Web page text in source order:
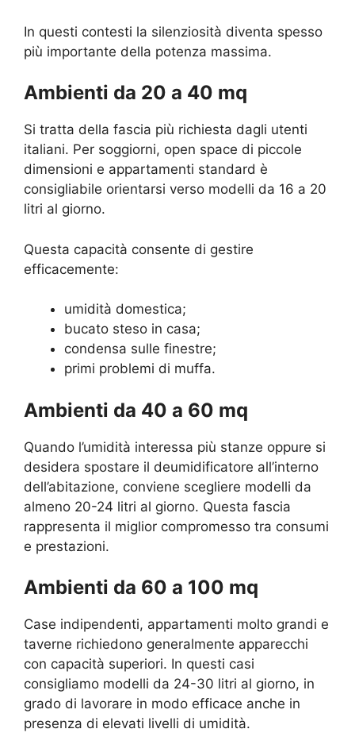
In questi contesti la silenziosità diventa spesso
più importante della potenza massima.
Ambienti da 20 a 40 mq
Si tratta della fascia più richiesta dagli utenti
italiani. Per soggiorni, open space di piccole
dimensioni e appartamenti standard è
consigliabile orientarsi verso modelli da 16 a 20
litri al giorno.
Questa capacità consente di gestire
efficacemente:
umidità domestica;
bucato steso in casa;
condensa sulle finestre;
primi problemi di muffa.
Ambienti da 40 a 60 mq
Quando l’umidità interessa più stanze oppure si
desidera spostare il deumidificatore all’interno
dell’abitazione, conviene scegliere modelli da
almeno 20-24 litri al giorno. Questa fascia
rappresenta il miglior compromesso tra consumi
e prestazioni.
Ambienti da 60 a 100 mq
Case indipendenti, appartamenti molto grandi e
taverne richiedono generalmente apparecchi
con capacità superiori. In questi casi
consigliamo modelli da 24-30 litri al giorno, in
grado di lavorare in modo efficace anche in
presenza di elevati livelli di umidità.